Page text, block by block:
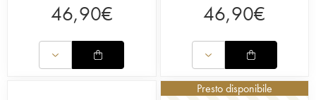
46,90€ 46,90€
Presto disponibile